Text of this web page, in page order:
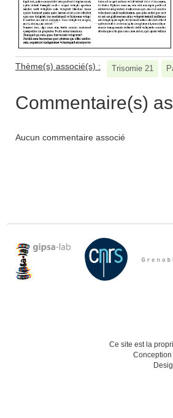
Thème(s) associé(s) : Trisomie 21
Commentaire(s)
Aucun commentaire associé
Ce site est la